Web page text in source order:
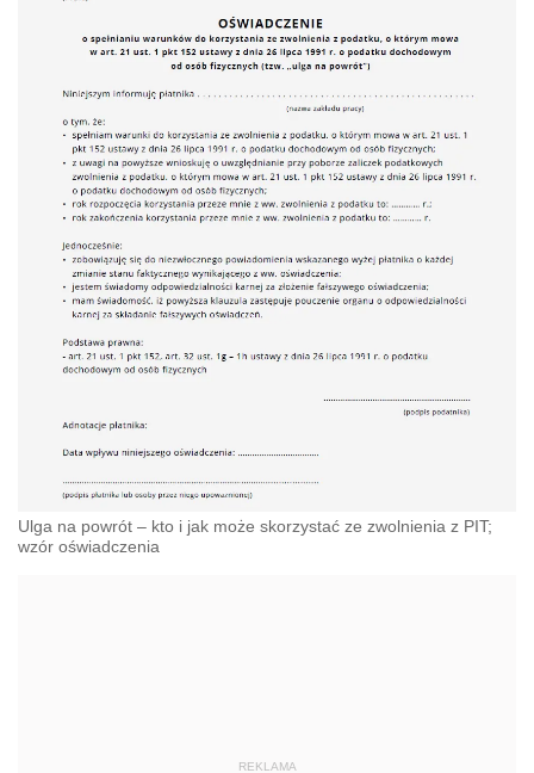
Ulga na powrót – kto i jak może skorzystać ze zwolnienia z PIT;
wzór oświadczenia